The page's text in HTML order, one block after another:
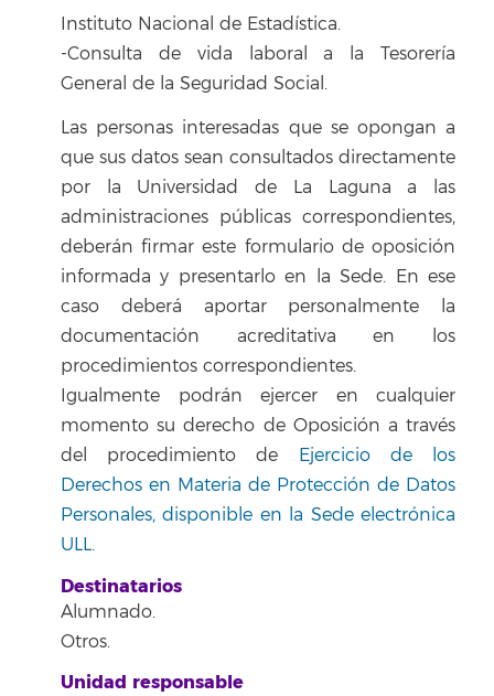
Instituto Nacional de Estadística.
-Consulta de vida laboral a la Tesorería
General de la Seguridad Social.
Las personas interesadas que se opongan a
que sus datos sean consultados directamente
por la Universidad de La Laguna a las
administraciones públicas correspondientes,
deberán firmar este formulario de oposición
informada y presentarlo en la Sede. En ese
caso deberá aportar personalmente la
documentación acreditativa en los
procedimientos correspondientes.
Igualmente podrán ejercer en cualquier
momento su derecho de Oposición a través
del procedimiento de Ejercicio de los
Derechos en Materia de Protección de Datos
Personales, disponible en la Sede electrónica
ULL.
Destinatarios
Alumnado.
Otros.
Unidad responsable